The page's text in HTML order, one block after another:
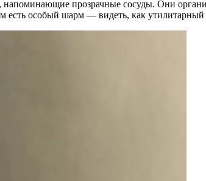
напоминающие прозрачные сосуды. Они
есть особый шарм — видеть, как